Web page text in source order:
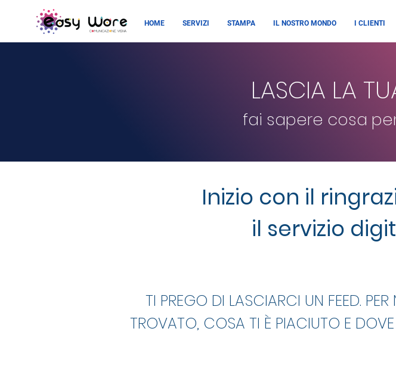
HOME SERVIZI STAMPA IL NOSTRO MONDO I CLIENTI
LASCIA LA
fai sapere cosa
Inizio con il
il servizio
TI PREGO DI LASCIARCI UN FEED.
TROVATO, COSA TI È PIACIUTO E